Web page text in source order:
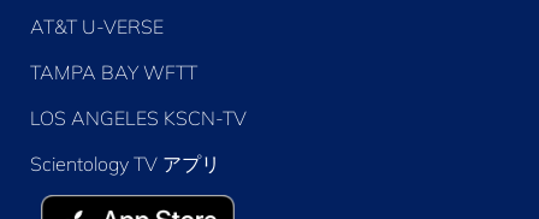
AT&T U-VERSE
TAMPA BAY WFTT
LOS ANGELES KSCN-TV
Scientology TV アプリ